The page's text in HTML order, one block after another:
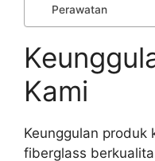
Perawatan
Kami
Keunggulan produk
fiberglass